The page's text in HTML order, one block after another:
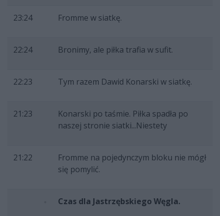
23:24 Fromme w siatkę.
22:24 Bronimy, ale piłka trafia w sufit.
22:23 Tym razem Dawid Konarski w siatkę.
21:23
Konarski po taśmie. Piłka spadła po
naszej stronie siatki...Niestety
21:22
Fromme na pojedynczym bloku nie mógł
się pomylić.
Czas dla Jastrzębskiego Węgla.